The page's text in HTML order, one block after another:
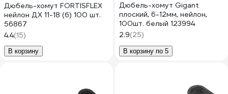
Дюбель-хомут FORTISFLEX
нейлон ДХ 11-18 (б) 100 шт.
56867
4.4(15)
В корзину
Дюбель-хомут Gigant
плоский, 6-12мм, нейлон,
100шт. белый 123994
2.9(25)
В корзину по 5